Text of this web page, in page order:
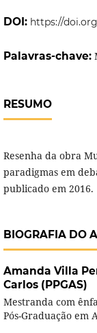
DOI: https://
Palavras-chave:
RESUMO
Resenha da obra
paradigmas em
publicado em 2016.
BIOGRAFIA DO
Amanda Villa
Carlos (PPGAS)
Mestranda com
Pós-Graduação em